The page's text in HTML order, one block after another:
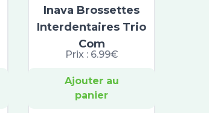
Inava Brossettes
Interdentaires Trio
Com
Prix : 6.99€
Ajouter au
panier